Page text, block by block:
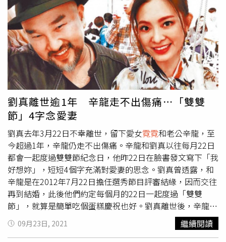
邊不少coser好友，發現自己對此很有興趣也樂在其中，雖
然目前都還只是聖誕節、萬聖節這類簡單的變裝，但相信不
久後能看到她專業cosplay的作品。
著隱居的生活」。根據吳宗憲表示，「辛龍目前還在過隱居
的生活，好好把女兒霓霓照顧帶長大，又大了3歲，時間可
以沖淡一切，傷痛可以減少」，他還指出，「我也向辛龍
說，希望他可回到社會裡面為大家做服務」。劉真逝世3
年，辛龍仍走不出喪妻之痛。（圖／翻攝自劉真 Serena Liu
臉書、報系資料照）當被問到辛龍有比較放寬心，吳宗憲則
回答，「我偶爾會傳訊給辛龍，會安慰他幾句，跟他說出來
表演啊」，吳宗憲也分享，自己去年6月過世的父親，至今
依然感到不捨，曾在想念父親時落下了男兒淚，「我突然間
打開我自營品牌麥克風，播放我爸爸在醫院裡唱的歌，我哭
死了，我還一個人睡爸爸的沙發」。
劉真離世逾1年 辛龍走不出傷痛⋯「雙雙
節」4字念愛妻
劉真去年3月22日不幸離世，留下愛女霓霓和老公辛龍，至
今超過1年，辛龍仍走不出傷痛。辛龍和劉真以往每月22日
都會一起度過雙雙節紀念日，他昨22日在臉書發文寫下「我
好想妳」，短短4個字充滿對愛妻的思念。劉真曾透露，和
辛龍是在2012年7月22日擔任選秀節目評審結緣，因而交往
再到結婚，此後他們約定每個月的22日一起度過「雙雙
節」，就算是簡單吃個蛋糕慶祝也好。劉真離世後，辛龍傷
心欲絕，至今沒打算復工，連前老闆吳宗憲去年幫他接商
演，最後還是因故取消。辛龍上次發文已是今年2月的事，
09月23日, 2021 繼續閱讀